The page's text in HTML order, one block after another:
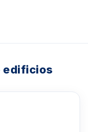
edificios